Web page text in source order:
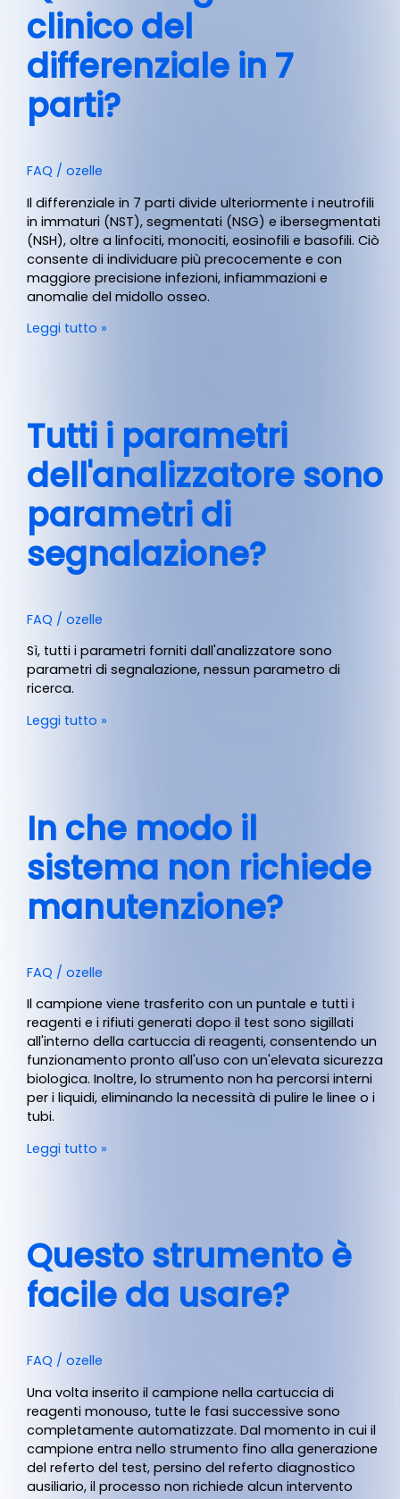
clinico del
differenziale in 7
parti?
FAQ /ozelle
Il differenziale in 7 parti divide ulteriormente i neutrofili
in immaturi (NST), segmentati (NSG) e ibersegmentati
(NSH), oltre a linfociti, monociti, eosinofili e basofili. Ciò
consente di individuare più precocemente e con
maggiore precisione infezioni, infiammazioni e
anomalie del midollo osseo.
Leggi tutto »
Tutti i parametri
dell'analizzatore sono
parametri di
segnalazione?
FAQ /ozelle
Sì, tutti i parametri forniti dall'analizzatore sono
parametri di segnalazione, nessun parametro di
ricerca.
Leggi tutto »
In che modo il
sistema non richiede
manutenzione?
FAQ /ozelle
Il campione viene trasferito con un puntale e tutti i
reagenti e i rifiuti generati dopo il test sono sigillati
all'interno della cartuccia di reagenti, consentendo un
funzionamento pronto all'uso con un'elevata sicurezza
biologica. Inoltre, lo strumento non ha percorsi interni
per i liquidi, eliminando la necessità di pulire le linee o i
tubi.
Leggi tutto »
Questo strumento è
facile da usare?
FAQ /ozelle
Una volta inserito il campione nella cartuccia di
reagenti monouso, tutte le fasi successive sono
completamente automatizzate. Dal momento in cui il
campione entra nello strumento fino alla generazione
del referto del test, persino del referto diagnostico
ausiliario, il processo non richiede alcun intervento